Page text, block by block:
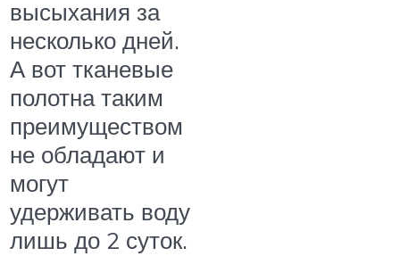
высыхания за
несколько дней.
А вот тканевые
полотна таким
преимуществом
не обладают и
могут
удерживать воду
лишь до 2 суток.